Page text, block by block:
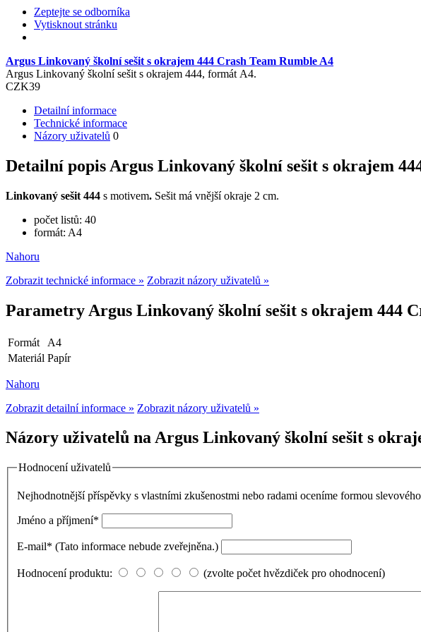
Zeptejte se odborníka
Vytisknout stránku
Argus Linkovaný školní sešit s okrajem 444 Crash Team Rumble A4
Argus Linkovaný školní sešit s okrajem 444, formát A4.
CZK39
Detailní informace
Technické informace
Názory uživatelů 0
Detailní popis Argus Linkovaný školní sešit s okrajem
Linkovaný sešit 444 s motivem. Sešit má vnější okraje 2 cm.
počet listů: 40
formát: A4
Nahoru
Zobrazit technické informace » Zobrazit názory uživatelů »
Parametry Argus Linkovaný školní sešit s okrajem 444
Formát
A4
Materiál Papír
Nahoru
Zobrazit detailní informace » Zobrazit názory uživatelů »
Názory uživatelů na Argus Linkovaný školní sešit s
Hodnocení uživatelů
Nejhodnotnější příspěvky s vlastními zkušenostmi nebo radami oceníme formou
Jméno a příjmení*
E-mail* (Tato informace nebude zveřejněna.)
Hodnocení produktu: (zvolte počet hvězdiček pro ohodnocení)